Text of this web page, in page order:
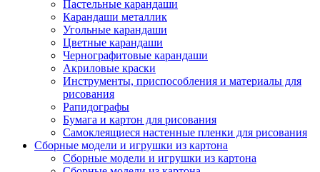
Пастельные карандаши
Карандаши металлик
Угольные карандаши
Цветные карандаши
Чернографитовые карандаши
Акриловые краски
Инструменты, приспособления и материалы для
рисования
Рапидографы
Бумага и картон для рисования
Самоклеящиеся настенные пленки для рисования
Сборные модели и игрушки из картона
Сборные модели и игрушки из картона